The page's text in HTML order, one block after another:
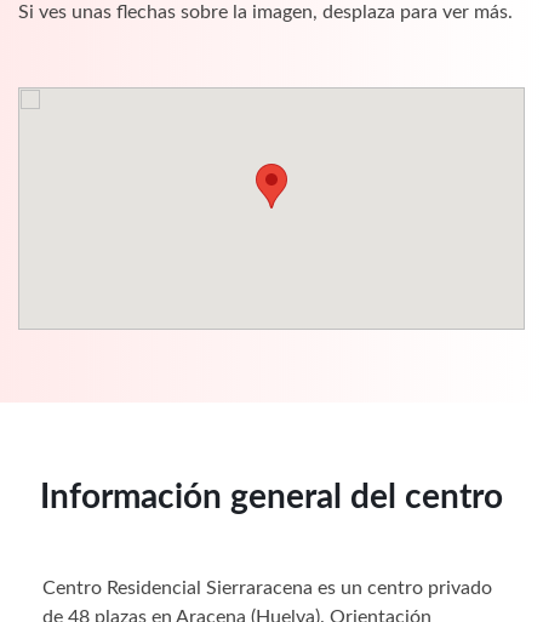
Si ves unas flechas sobre la imagen, desplaza para ver más.
Información general del centro
Centro Residencial Sierraracena es un centro privado
de 48 plazas en Aracena (Huelva). Orientación